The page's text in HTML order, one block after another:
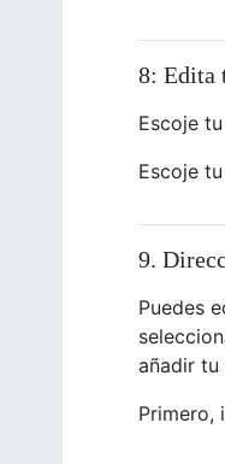
8: Edita
Escoje
Escoje tu
9.
Puedes
añadir tu
Primero,